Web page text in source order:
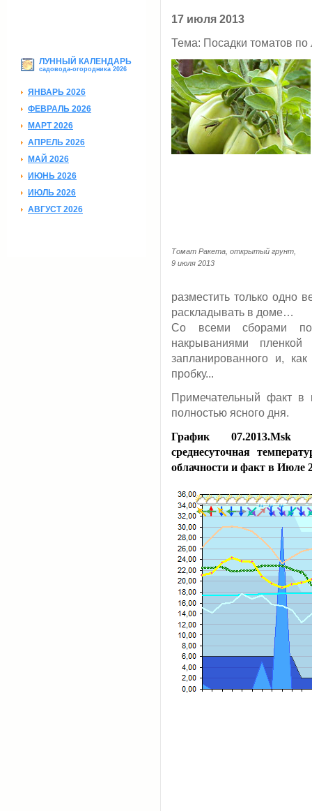
ЛУННЫЙ КАЛЕНДАРЬ
садовода-огородника 2026
ЯНВАРЬ 2026
ФЕВРАЛЬ 2026
МАРТ 2026
АПРЕЛЬ 2026
МАЙ 2026
ИЮНЬ 2026
ИЮЛЬ 2026
АВГУСТ 2026
17 июля 2013
Тема: Посадки томатов
Томат Ракета, открытый грунт,
9 июля 2013
разместить только одно
раскладывать в доме…
Со всеми сборами
накрываниями
запланированного и,
пробку...
Примечательный факт
полностью ясного дня.
График 07.2013.Msk
среднесуточная
облачности и факт в Июле